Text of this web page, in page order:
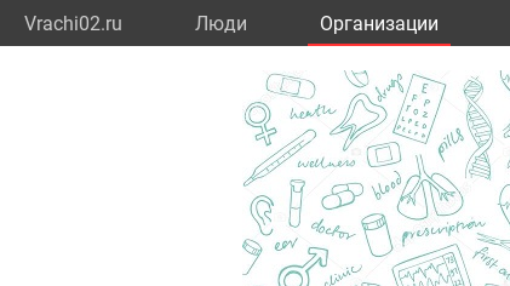
Vrachi02.ru Люди Организации